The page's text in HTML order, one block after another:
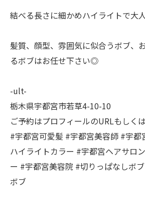
結べる長さに細かめハイライトで大
髪質、顔型、雰囲気に似合うボブ、
るボブはお任せ下さい◎
-ult-
栃木県宇都宮市若草4-10-10
ご予約はプロフィールのURLもしく
#宇都宮可愛髪 #宇都宮美容師 #宇都
ハイライトカラー #宇都宮ヘアサロ
ー #宇都宮美容院 #切りっぱなしボ
ボブ